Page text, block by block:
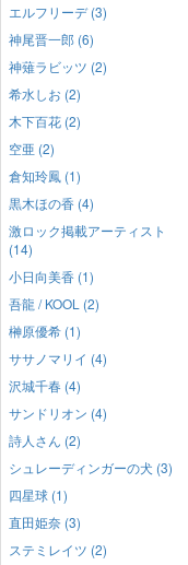
エルフリーデ (3)
神尾晋一郎 (6)
神薙ラビッツ (2)
希水しお (2)
木下百花 (2)
空亜 (2)
倉知玲鳳 (1)
黒木ほの香 (4)
激ロック掲載アーティスト
(14)
小日向美香 (1)
吾龍 / KOOL (2)
榊原優希 (1)
ササノマリイ (4)
沢城千春 (4)
サンドリオン (4)
詩人さん (2)
シュレーディンガーの犬 (3)
四星球 (1)
直田姫奈 (3)
ステミレイツ (2)